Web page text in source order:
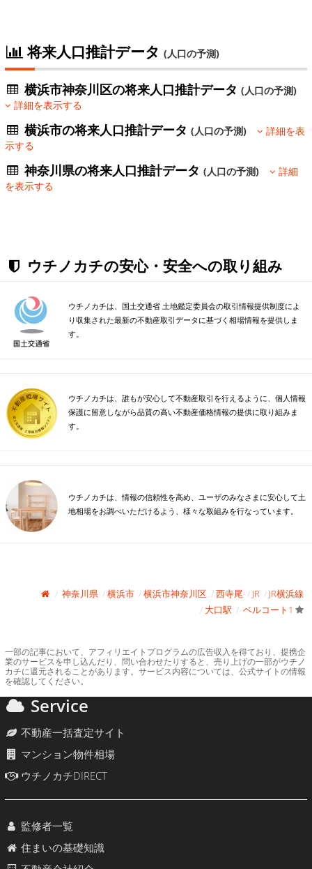
将来人口推計データ (人口の予測)
横浜市神奈川区の将来人口推計データ(人口の予測)
詳細を表示する
横浜市の将来人口推計データ(人口の予測)
詳細を表
示する
神奈川県の将来人口推計データ(人口の予測)
詳細
を表示する
ウチノカチの安心・安全への取り組み
ウチノカチは、国土交通省 土地鑑定委員会の取引情報提供制度によ
り収集された最新の不動産取引データに基づく相場情報を提供しま
す。
ウチノカチは、誰もが安心して不動産取引を行えるように、個人情報
保護に留意しながら品質の高い不動産価格情報の提供に取り組みま
す。
ウチノカチは、情報の信頼性を高め、ユーザのみなさまに安心して土
地相場をお調べいただけるよう、様々な取組みを行なっています。
神奈川県 横浜市 横浜市神奈川区 西寺尾 JR
JR横浜線
大口駅
ベルコート1
一部の記事において、アフィリエイトプログラムの広告収入を得ており、提携企
業のサービスを申し込んだり、問い合わせたりすると、売り上げの一部がウチノ
カチに還元されることがあります。サービス内容については、公式サイトの情報
を確認してください。
Service
不動産一括査定サイト
マンション物件相場
ウチノカチDIRECT
監修者一覧
住まいの基礎知識